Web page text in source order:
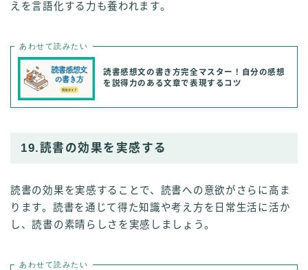
えを言語化する力も養われます。
あわせて読みたい
読書感想文の書き方完全マスター！自分の感想
を説得力のある文章で表現するコツ
19.読書の効果を実感する
読書の効果を実感することで、読書への意欲がさらに高ま
ります。読書を通じて得た知識や考え方を日常生活に活か
し、読書の素晴らしさを実感しましょう。
あわせて読みたい